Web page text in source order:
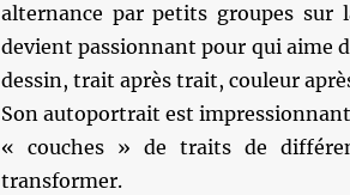
alternance par petits groupes
devient passionnant pour qui aime
dessin, trait après trait, couleur
Son autoportrait est
« couches » de traits de
transformer.